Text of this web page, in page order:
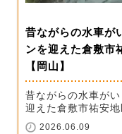
昔ながらの水車が
ンを迎えた倉敷
【岡山】
昔ながらの水車が
迎えた倉敷市祐安
2026.06.09